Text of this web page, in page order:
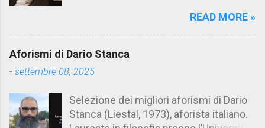
Aforismario trovi anche una raccolta di
cornuto pretenzioso: colui che ritiene
sua moglie tanto fortunata, per averlo
ammettere l'idea del tradimento. Ciò lo
rende un marito assai comodo.
READ MORE »
Aforismi di Dario Stanca
- settembre 08, 2025
Selezione dei migliori aforismi di Dario
Stanca (Liestal, 1973), aforista italiano.